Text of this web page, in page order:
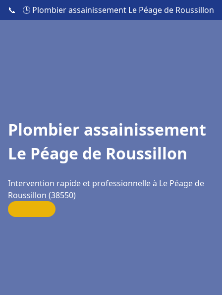
📞 🕒 Plombier assainissement Le Péage de Roussillon
Plombier assainissement
Le Péage de Roussillon
Intervention rapide et professionnelle à Le Péage de
Roussillon (38550)